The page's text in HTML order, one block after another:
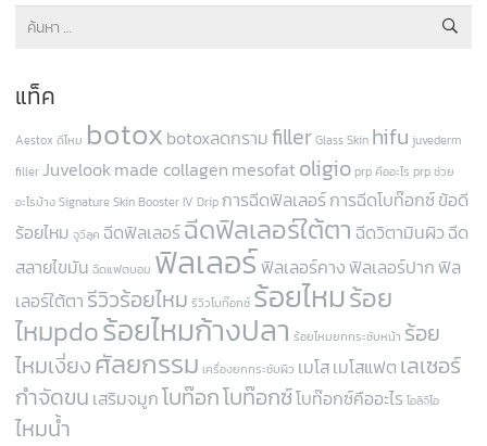
ค้นหา
แท็ค
Aestox ดีไหม botox botoxลดกรามfillerGlass Skin hifu juvederm
fillerJuvelookmade collagen mesofat oligio prp คืออะไร prp ช่วย
อะไรบ้างSignature Skin Booster IV Drip การฉีดฟิลเลอร์การฉีดโบท๊อกซ์ข้อดี
ร้อยไหม จูวีลุค ฉีดฟิลเลอร์ฉีดฟิลเลอร์ใต้ตา ฉีดวิตามินผิว ฉีด
สลายไขมัน ฉีดแฟตบอม ฟิลเลอร์ฟิลเลอร์คางฟิลเลอร์ปากฟิล
เลอร์ใต้ตารีวิวร้อยไหม รีวิวโบท๊อกซ์ ร้อยไหมร้อย
ไหมpdoร้อยไหมก้างปลา ร้อยไหมยกกระชับหน้า ร้อย
ไหมเงี่ยงศัลยกรรม เครื่องยกกระชับผิว เมโสเมโสแฟต เลเซอร์
กำจัดขน เสริมจมูกโบท๊อกโบท๊อกซ์โบท๊อกซ์คืออะไร โอลิจิโอ
ไหมน้ำ